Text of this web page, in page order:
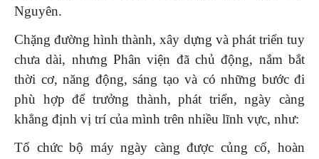
Nguyên.
Chặng đường hình thành, xây dựng và phát triển tuy
chưa dài, nhưng Phân viện đã chủ động, nắm bắt
thời cơ, năng động, sáng tạo và có những bước đi
phù hợp để trưởng thành, phát triển, ngày càng
khẳng định vị trí của mình trên nhiều lĩnh vực, như:
Tổ chức bộ máy ngày càng được củng cố, hoàn